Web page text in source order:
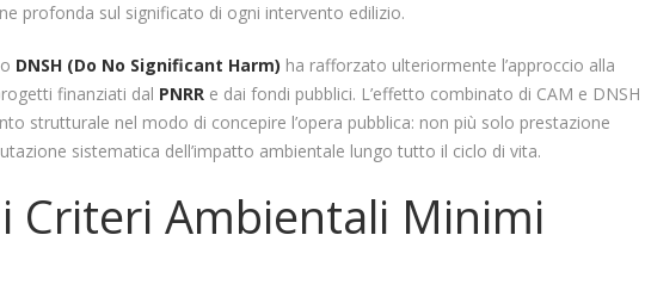
profonda sul significato di ogni intervento edilizio.
DNSH (Do No Significant Harm) ha rafforzato ulteriormente l’approccio alla
finanziati dal PNRR e dai fondi pubblici. L’effetto combinato di CAM e DNSH
strutturale nel modo di concepire l’opera pubblica: non più solo prestazione
sistematica dell’impatto ambientale lungo tutto il ciclo di vita.
Criteri Ambientali Minimi